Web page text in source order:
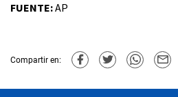
FUENTE:AP
Compartir en: